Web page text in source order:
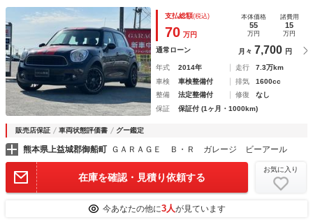
支払総額(税込)
70 万円
本体価格
55
万円
諸費用
15
万円
通常ローン 月々 7,700 円
年式 2014年 走行
7.3万km
車検
車検整備付 排気
1600cc
整備
法定整備付 修復
なし
保証
保証付 (1ヶ月・1000km)
販売店保証 車両状態評価書 グー鑑定
熊本県上益城郡御船町 ＧＡＲＡＧＥ Ｂ・Ｒ ガレージ ビーアール
在庫を確認・見積り依頼する
お気に入り
今あなたの他に3人が見ています